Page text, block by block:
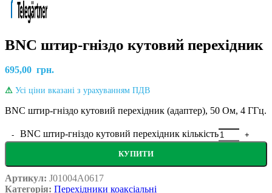
BNC штир-гніздо кутовий перехідник
695,00 грн.
⚠ Усі ціни вказані з урахуванням ПДВ
BNC штир-гніздо кутовий перехідник (адаптер), 50 Ом, 4 ГГц.
BNC штир-гніздо кутовий перехідник кількість
КУПИТИ
Артикул: J01004A0617
Категорія: Перехідники коаксіальні